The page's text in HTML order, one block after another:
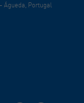
Águeda, Portugal